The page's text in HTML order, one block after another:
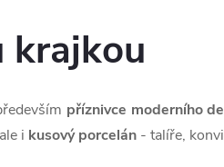
krajkou
příznivce moderního
i kusový porcelán - talíře,